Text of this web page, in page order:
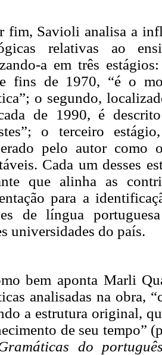
fim, Savioli analisa a
relativas ao
a em três
fins de 1970, “é o
o segundo,
de 1990, é
o terceiro
pelo autor como
Cada um desses
que alinha as
para a
de língua
universidades do país.
bem aponta Marli
analisadas na obra,
a estrutura original,
de seu tempo”
do